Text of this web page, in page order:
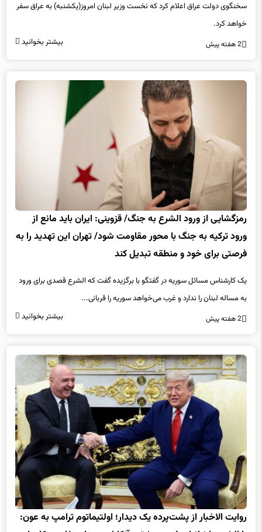
سخنگوی دولت عراق اعلام کرد که نخست وزیر لبنان امروز(یکشنبه) به عراق سفر
خواهد کرد.
2 هفته پیش بیشتر بخوانید
رمزگشایی از ورود الشرع به جنگ/ قزوینی: ایران باید مانع از
ورود ترکیه به جنگ با محور مقاومت شود/ تهران این تهدید را به
فرصتی برای خود و منطقه تبدیل کند
یک کارشناس مسائل سوریه در گفتگو با برگزیده گفت که الشرع قصدی برای ورود
به مساله لبنان را ندارد و غرب می‌خواهد سوریه را قربانی...
2 هفته پیش بیشتر بخوانید
روایت الاخبار از پشت‌پرده یک دیدار؛ اولتیماتوم ترامپ به عون: